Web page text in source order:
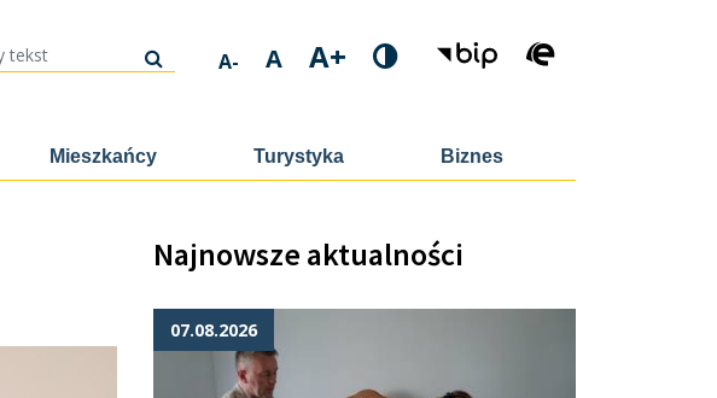
A- A A+
Mieszkańcy Turystyka Biznes
Najnowsze aktualności
07.08.2026